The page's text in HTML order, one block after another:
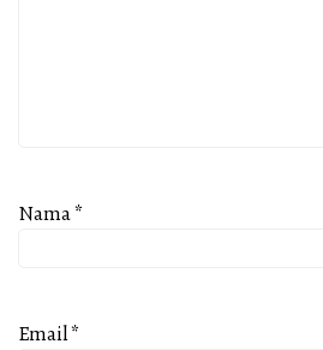
Nama*
Email*